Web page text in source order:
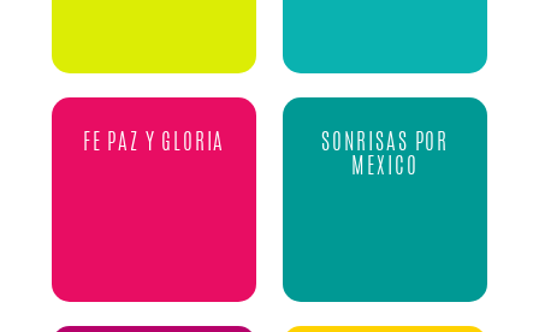
FE PAZ Y GLORIA
SONRISAS POR
MEXICO